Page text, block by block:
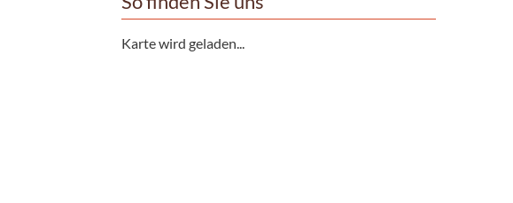
Karte wird geladen...